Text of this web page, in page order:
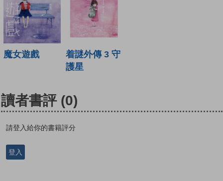
魔女遊戲
着謎外傳 3 守
護星
讀者書評 (0)
請登入給你的書籍評分
登入